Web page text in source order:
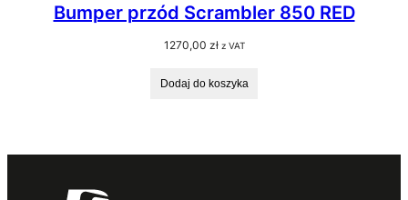
Bumper przód Scrambler 850 RED
1270,00 zł z VAT
Dodaj do koszyka